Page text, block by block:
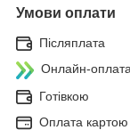
Умови оплати
Післяплата
Онлайн-
Готівкою
Оплата